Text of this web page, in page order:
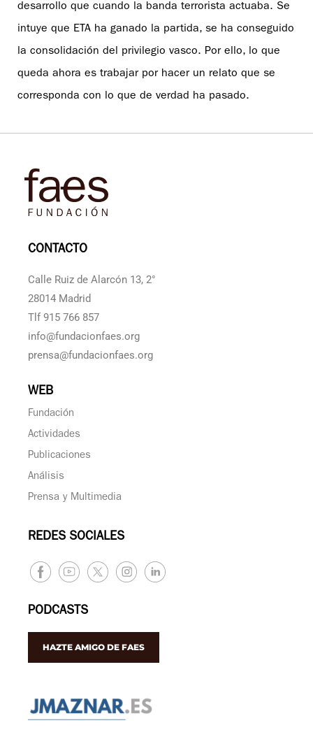
desarrollo que cuando la banda terrorista actuaba. Se
intuye que ETA ha ganado la partida, se ha conseguido
la consolidación del privilegio vasco. Por ello, lo que
queda ahora es trabajar por hacer un relato que se
corresponda con lo que de verdad ha pasado.
CONTACTO
Calle Ruiz de Alarcón 13, 2°
28014 Madrid
Tlf 915 766 857
info@fundacionfaes.org
prensa@fundacionfaes.org
WEB
Fundación
Actividades
Publicaciones
Análisis
Prensa y Multimedia
REDES SOCIALES
PODCASTS
HAZTE AMIGO DE FAES